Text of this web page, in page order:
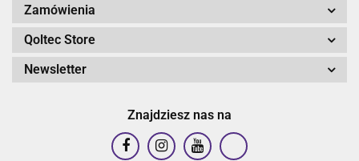
Zamówienia
Qoltec Store
Newsletter
Znajdziesz nas na